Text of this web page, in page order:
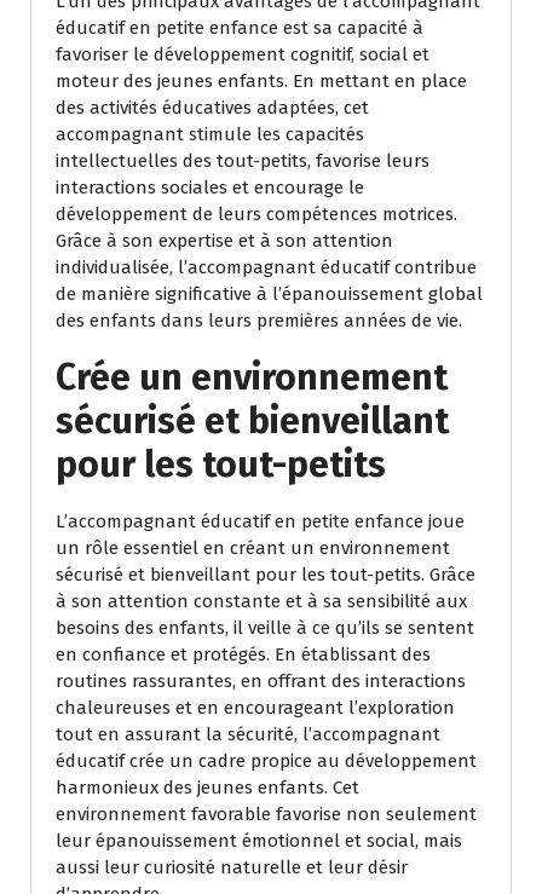
éducatif en petite enfance est sa capacité à
favoriser le développement cognitif, social et
moteur des jeunes enfants. En mettant en place
des activités éducatives adaptées, cet
accompagnant stimule les capacités
intellectuelles des tout-petits, favorise leurs
interactions sociales et encourage le
développement de leurs compétences motrices.
Grâce à son expertise et à son attention
individualisée, l’accompagnant éducatif contribue
de manière significative à l’épanouissement global
des enfants dans leurs premières années de vie.
Crée un environnement
sécurisé et bienveillant
pour les tout-petits
L’accompagnant éducatif en petite enfance joue
un rôle essentiel en créant un environnement
sécurisé et bienveillant pour les tout-petits. Grâce
à son attention constante et à sa sensibilité aux
besoins des enfants, il veille à ce qu’ils se sentent
en confiance et protégés. En établissant des
routines rassurantes, en offrant des interactions
chaleureuses et en encourageant l’exploration
tout en assurant la sécurité, l’accompagnant
éducatif crée un cadre propice au développement
harmonieux des jeunes enfants. Cet
environnement favorable favorise non seulement
leur épanouissement émotionnel et social, mais
aussi leur curiosité naturelle et leur désir